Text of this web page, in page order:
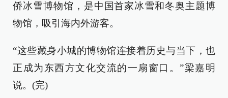
侨冰雪博物馆，是中国首家冰雪和冬奥主题博
物馆，吸引海内外游客。
“这些藏身小城的博物馆连接着历史与当下，也
正成为东西方文化交流的一扇窗口。”梁嘉明
说。(完)